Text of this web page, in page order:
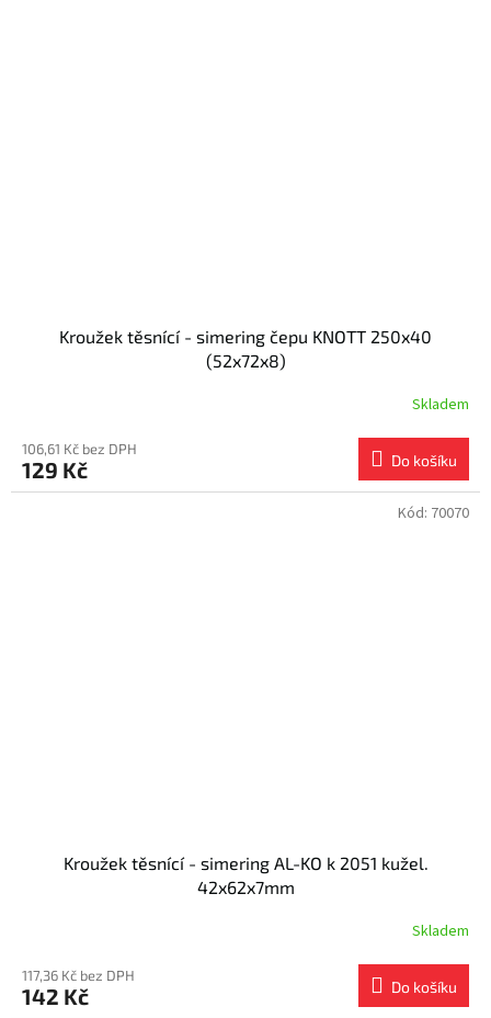
Kroužek těsnící - simering čepu KNOTT 250x40
(52x72x8)
Skladem
106,61 Kč bez DPH
129 Kč Do košíku
Kroužek těsnící - simering AL-KO k 2051 kužel.
42x62x7mm
Skladem
117,36 Kč bez DPH
142 Kč Do košíku
Kód: 70070